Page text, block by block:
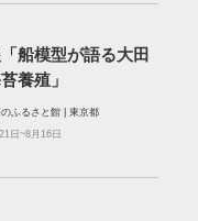
船模型が語る大田
養殖」
ふるさと館 | 東京都
日~8月16日